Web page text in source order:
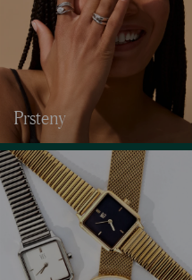
Prsteny